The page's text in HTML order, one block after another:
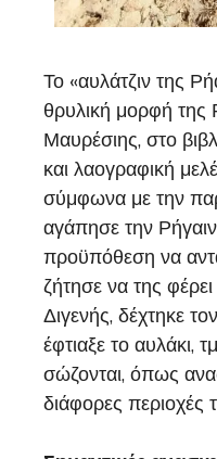
Το «αυλάτζιν της
θρυλική μορφή
Μαυρέσιης, στο
και λαογραφική
σύμφωνα με την
αγάπησε την
προϋπόθεση να
ζήτησε να της
Διγενής, δέχτηκε
έφτιαξε το αυλάκι,
σώζονται, όπως
διάφορες περιοχές